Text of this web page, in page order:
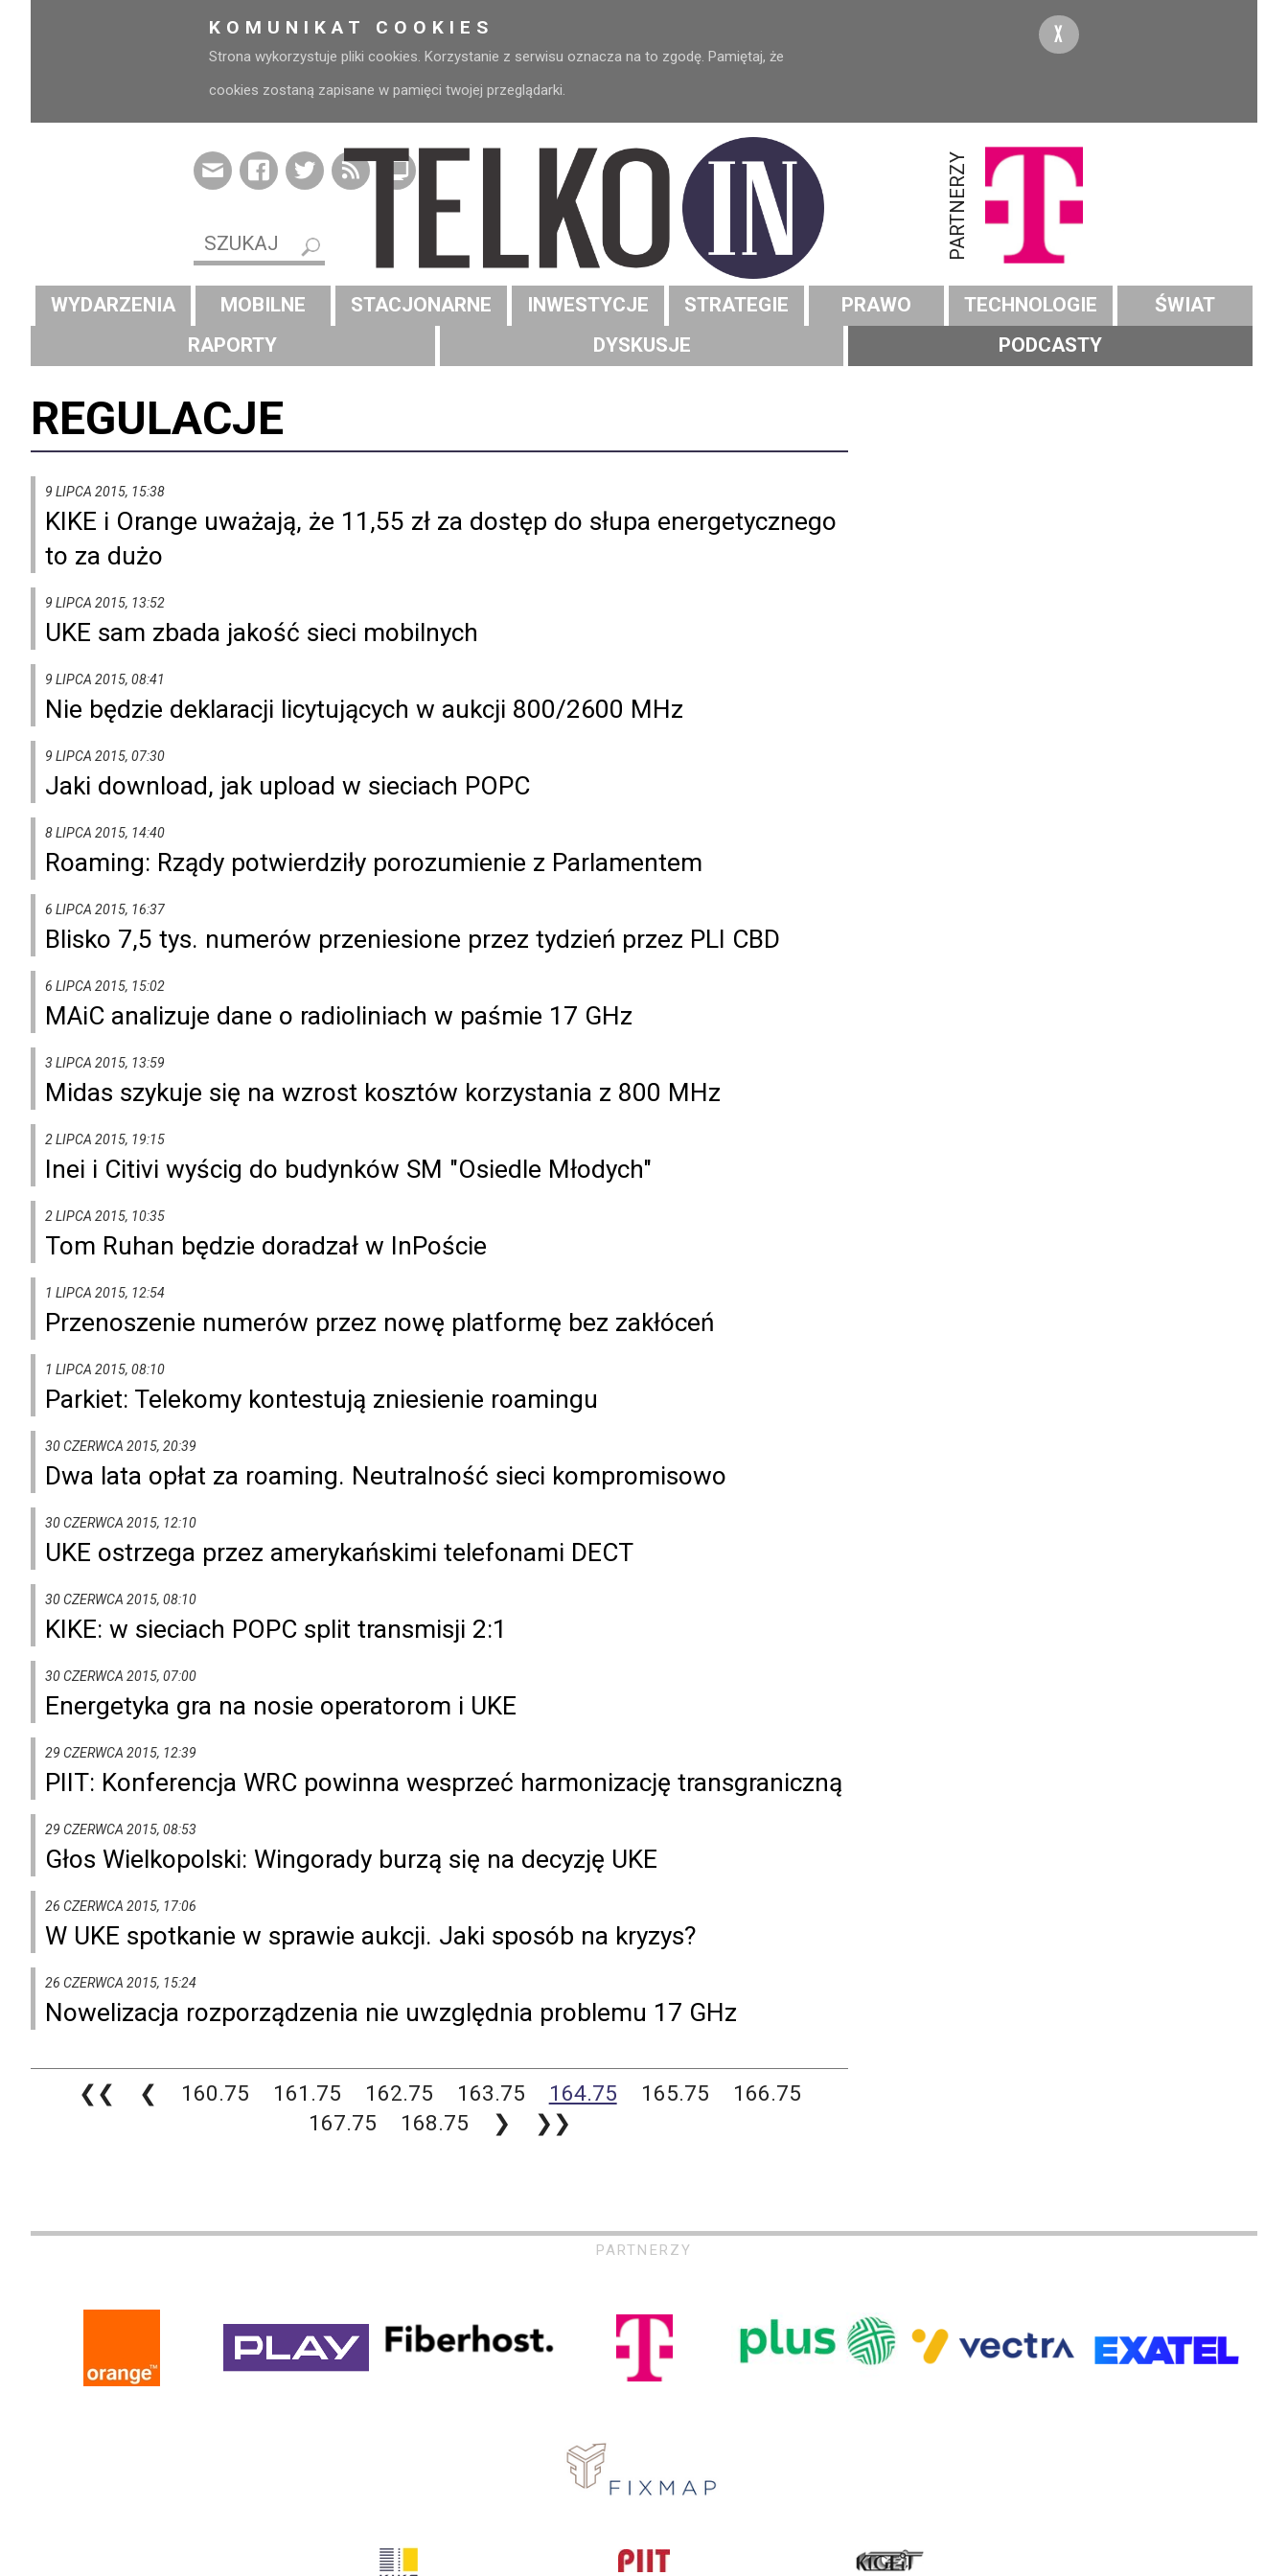
KOMUNIKAT COOKIES
Strona wykorzystuje pliki cookies. Korzystanie z serwisu oznacza na to zgodę. Pamiętaj, że
cookies zostaną zapisane w pamięci twojej przeglądarki.
X
PARTNERZY
WYDARZENIA MOBILNE STACJONARNE INWESTYCJE STRATEGIE PRAWO TECHNOLOGIE
ŚWIAT
RAPORTY
DYSKUSJE PODCASTY
REGULACJE
9 LIPCA 2015, 15:38
KIKE i Orange uważają, że 11,55 zł za dostęp do słupa energetycznego
to za dużo
9 LIPCA 2015, 13:52
UKE sam zbada jakość sieci mobilnych
9 LIPCA 2015, 08:41
Nie będzie deklaracji licytujących w aukcji 800/2600 MHz
9 LIPCA 2015, 07:30
Jaki download, jak upload w sieciach POPC
8 LIPCA 2015, 14:40
Roaming: Rządy potwierdziły porozumienie z Parlamentem
6 LIPCA 2015, 16:37
Blisko 7,5 tys. numerów przeniesione przez tydzień przez PLI CBD
6 LIPCA 2015, 15:02
MAiC analizuje dane o radioliniach w paśmie 17 GHz
3 LIPCA 2015, 13:59
Midas szykuje się na wzrost kosztów korzystania z 800 MHz
2 LIPCA 2015, 19:15
Inei i Citivi wyścig do budynków SM "Osiedle Młodych"
2 LIPCA 2015, 10:35
Tom Ruhan będzie doradzał w InPoście
1 LIPCA 2015, 12:54
Przenoszenie numerów przez nowę platformę bez zakłóceń
1 LIPCA 2015, 08:10
Parkiet: Telekomy kontestują zniesienie roamingu
30 CZERWCA 2015, 20:39
Dwa lata opłat za roaming. Neutralność sieci kompromisowo
30 CZERWCA 2015, 12:10
UKE ostrzega przez amerykańskimi telefonami DECT
30 CZERWCA 2015, 08:10
KIKE: w sieciach POPC split transmisji 2:1
30 CZERWCA 2015, 07:00
Energetyka gra na nosie operatorom i UKE
29 CZERWCA 2015, 12:39
PIIT: Konferencja WRC powinna wesprzeć harmonizację transgraniczną
29 CZERWCA 2015, 08:53
Głos Wielkopolski: Wingorady burzą się na decyzję UKE
26 CZERWCA 2015, 17:06
W UKE spotkanie w sprawie aukcji. Jaki sposób na kryzys?
26 CZERWCA 2015, 15:24
Nowelizacja rozporządzenia nie uwzględnia problemu 17 GHz
❮❮ ❮ 160.75 161.75 162.75 163.75 164.75 165.75
166.75
167.75
168.75 ❯ ❯❯
PARTNERZY